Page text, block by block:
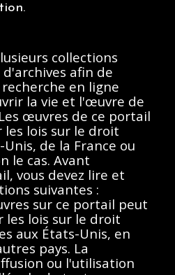
1912-
Description
à la plage
collections
afin de
en ligne
la vie et l'œuvre de
œuvres de ce portail
les lois sur le droit
de la France ou
le cas. Avant
vous devez lire et
suivantes :
sur ce portail peut
lois sur le droit
aux États-Unis, en
pays. La
ou l'utilisation